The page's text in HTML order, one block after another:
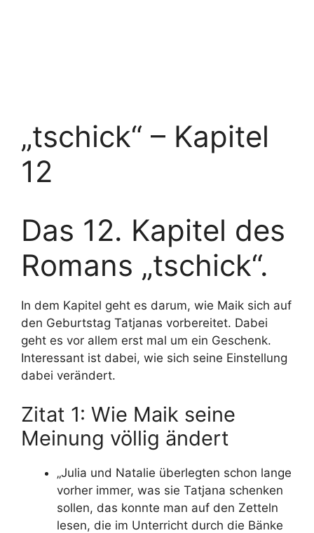
„tschick“ – Kapitel
12
Das 12. Kapitel des
Romans „tschick“.
In dem Kapitel geht es darum, wie Maik sich auf
den Geburtstag Tatjanas vorbereitet. Dabei
geht es vor allem erst mal um ein Geschenk.
Interessant ist dabei, wie sich seine Einstellung
dabei verändert.
Zitat 1: Wie Maik seine
Meinung völlig ändert
„Julia und Natalie überlegten schon lange
vorher immer, was sie Tatjana schenken
sollen, das konnte man auf den Zetteln
lesen, die im Unterricht durch die Bänke